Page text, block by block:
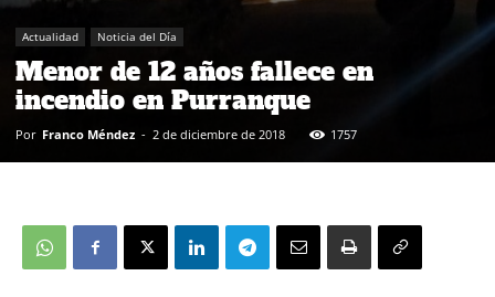
Actualidad Noticia del Día
Menor de 12 años fallece en
incendio en Purranque
Por Franco Méndez - 2 de diciembre de 2018 1757